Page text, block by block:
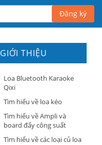
Đăng ký
GIỚI THIỆU
Loa Bluetooth Karaoke
Qixi
Tìm hiểu về loa kéo
Tìm hiểu về Ampli và
board đẩy công suất
Tìm hiểu về các loại củ loa